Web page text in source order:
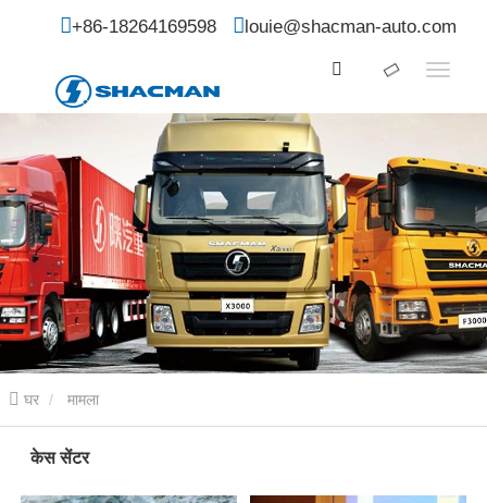
+86-18264169598 louie@shacman-auto.com
घर मामला
केस सेंटर